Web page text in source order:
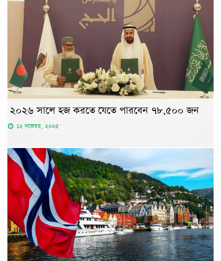
২০২৬ সালে হজ করতে যেতে পারবেন ৭৮,৫০০ জন
১২ নভেম্বর, ২০২৫